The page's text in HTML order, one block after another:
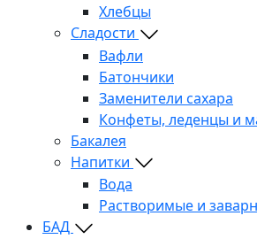
Хлебцы
Сладости
Вафли
Батончики
Заменители сахара
Конфеты, леденцы и
Бакалея
Напитки
Вода
Растворимые и
БАД